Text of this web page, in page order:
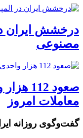
درخشش ایران
مصنوعی
صعود
معاملات امروز
گفت‌وگوی روزانه